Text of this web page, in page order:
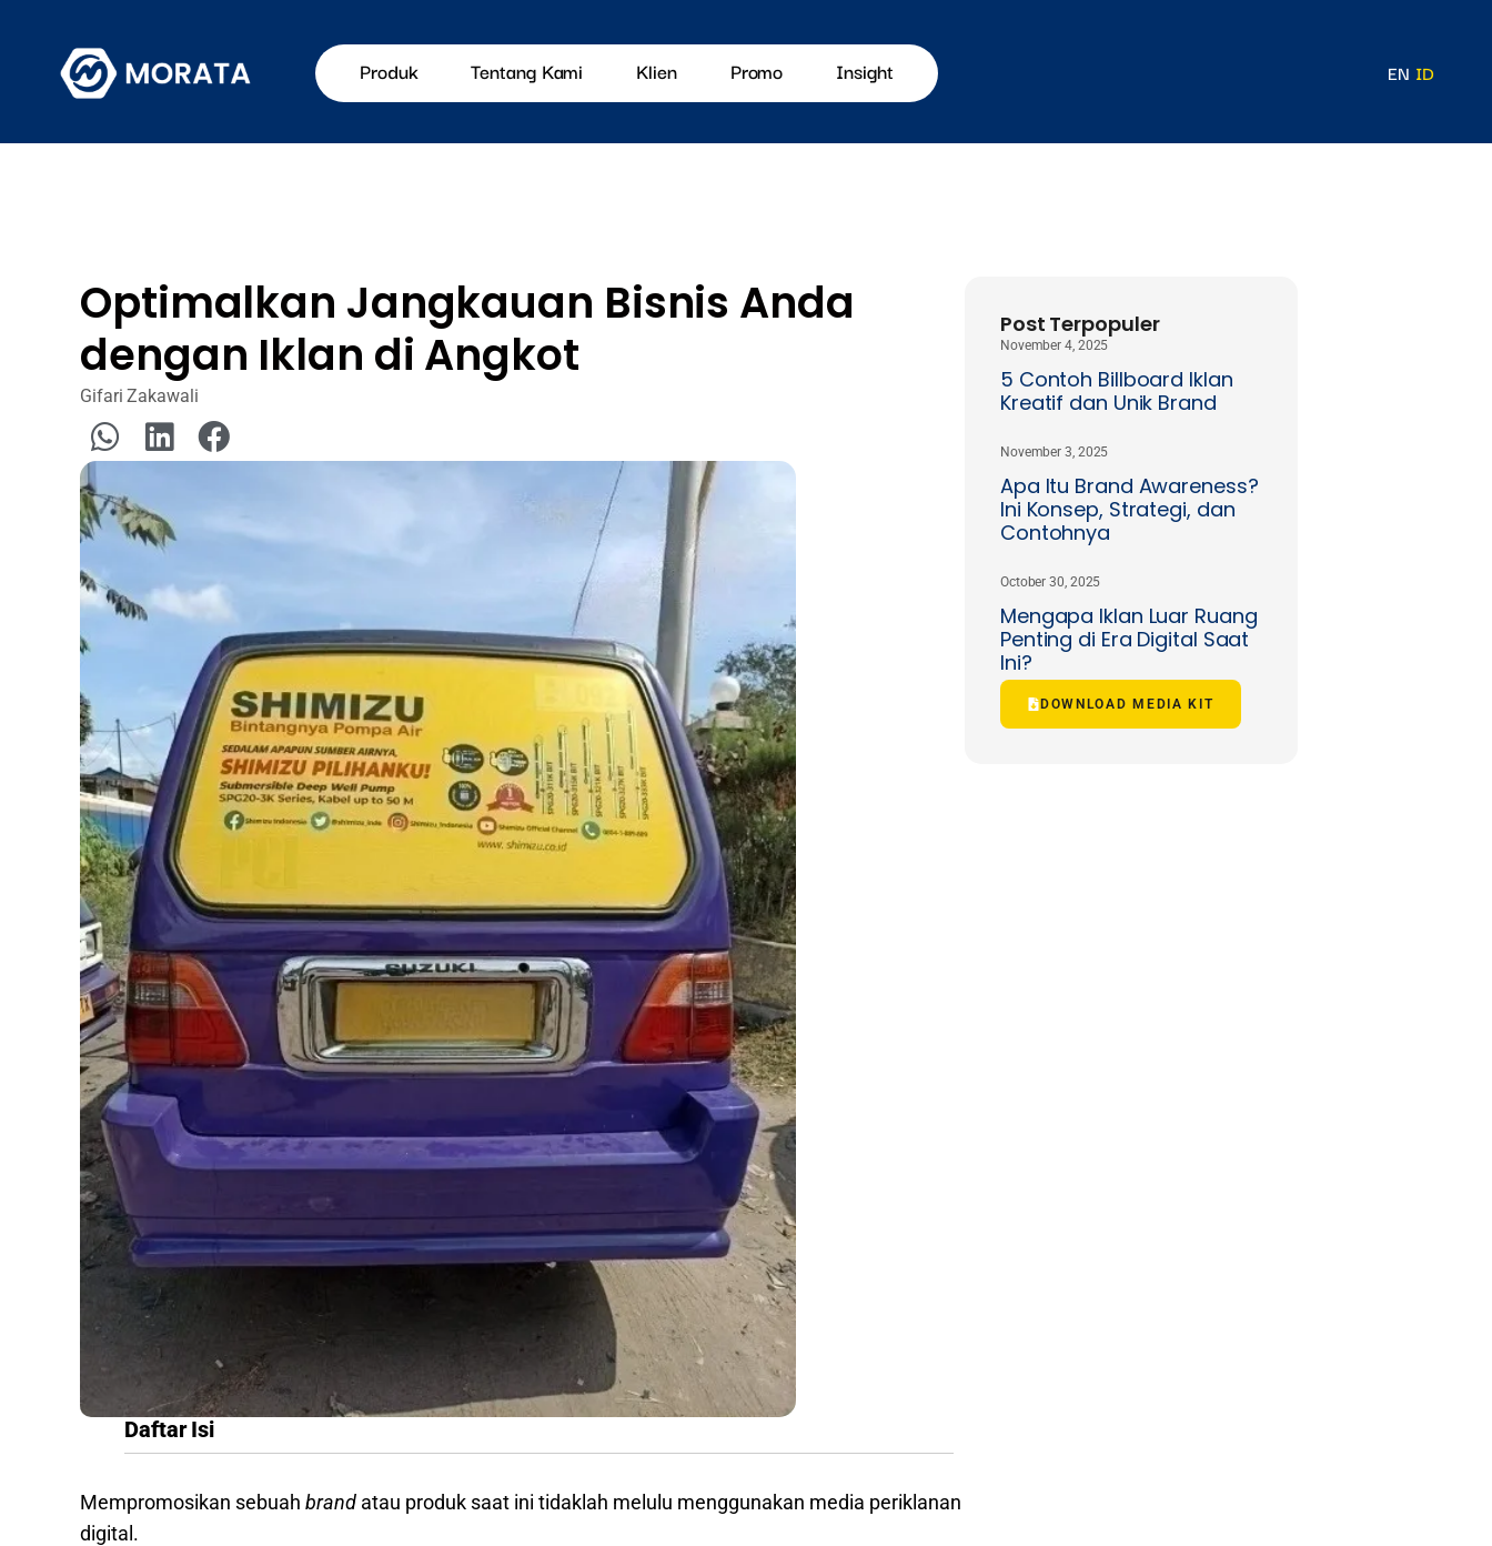
Produk Tentang Kami Klien Promo Insight EN ID
Optimalkan Jangkauan Bisnis Anda
dengan Iklan di Angkot
Gifari Zakawali
Daftar Isi
Mempromosikan sebuah brand atau produk saat ini tidaklah melulu menggunakan media periklanan
digital.
Post Terpopuler
5 Contoh Billboard Iklan
Kreatif dan Unik Brand
November 4, 2025
Apa Itu Brand Awareness?
Ini Konsep, Strategi, dan
Contohnya
November 3, 2025
Mengapa Iklan Luar Ruang
Penting di Era Digital Saat
Ini?
October 30, 2025
DOWNLOAD MEDIA KIT